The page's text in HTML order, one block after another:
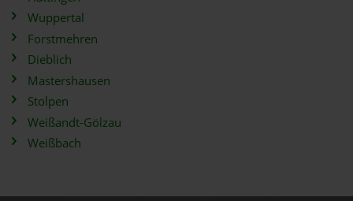
Wuppertal
Forstmehren
Dieblich
Mastershausen
Stolpen
Weißandt-Gölzau
Weißbach